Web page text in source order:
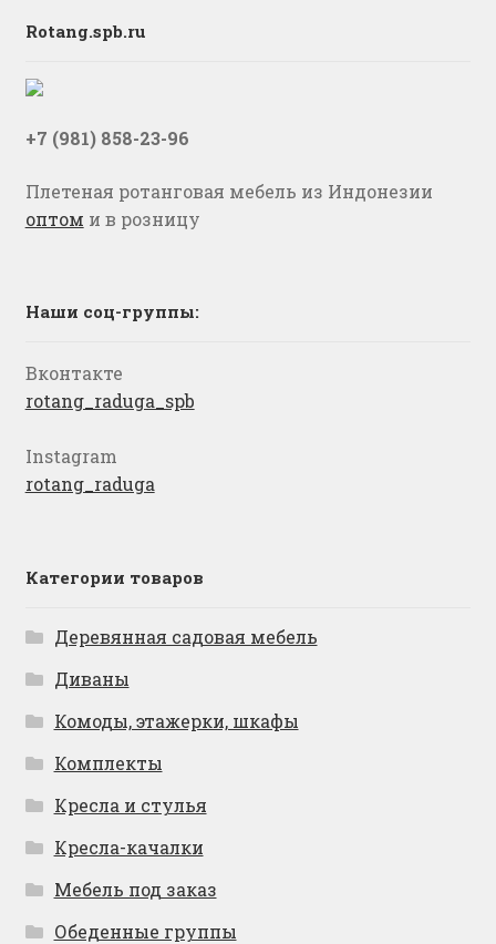
Rotang.spb.ru
+7 (981) 858-23-96
Плетеная ротанговая мебель из Индонезии
оптом и в розницу
Наши соц-группы:
Вконтакте
rotang_raduga_spb
Instagram
rotang_raduga
Категории товаров
Деревянная садовая мебель
Диваны
Комоды, этажерки, шкафы
Комплекты
Кресла и стулья
Кресла-качалки
Мебель под заказ
Обеденные группы